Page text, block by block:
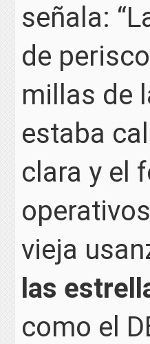
señala:
de
millas de
estaba
clara y el
vieja
las
como el